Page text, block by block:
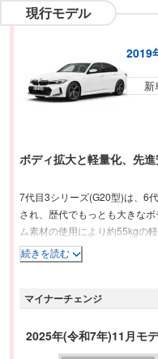
現行モデル
2019
新
ボディ拡大と軽量化、先
7代目3シリーズ(G20型)は、6
され、歴代でもっとも大きな
ム素材の使用により約55kgの
や10mm低くなった重心高と合
ている。内装には、8シリーズ
装備。パワートレインは、日
力の異なる2.0L直4ターボが用
作が可能な「インテリジェン
続きを読む
マイナーチェンジ
2025年(令和7年)11月モ